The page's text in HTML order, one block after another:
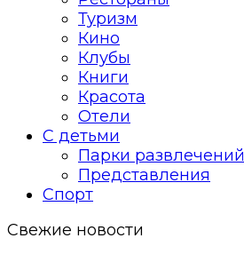
Туризм
Кино
Клубы
Книги
Красота
Отели
С детьми
Парки развлечений
Представления
Спорт
Свежие новости